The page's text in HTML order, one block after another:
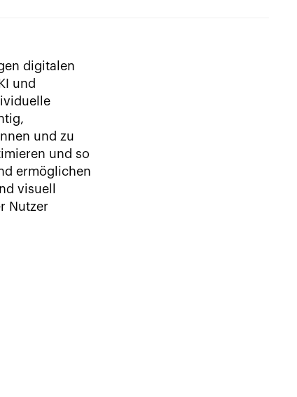
digitalen
und
und zu
und so
ermöglichen
visuell
Nutzer